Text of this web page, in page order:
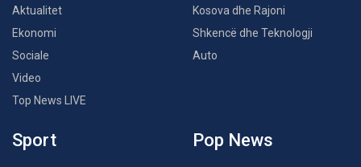
Aktualitet
Ekonomi
Sociale
Video
Top News LIVE
Kosova dhe Rajoni
Shkencë dhe Teknologji
Auto
Sport Pop News